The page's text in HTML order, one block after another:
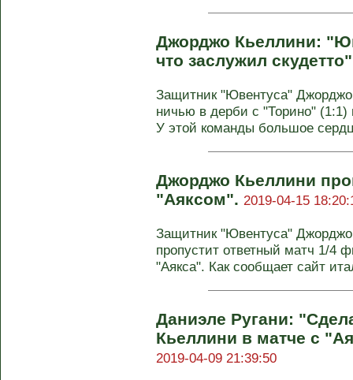
Джорджо Кьеллини:
что заслужил
Защитник "Ювентуса"
ничью в дерби с "Торино"
У этой команды большое
Джорджо Кьеллини
"Аяксом". 2019-04-15
Защитник "Ювентуса" Джорджо
пропустит ответный матч 1/4
"Аякса". Как сообщает сайт
Даниэле Ругани:
Кьеллини в матче с
2019-04-09 21:39:50